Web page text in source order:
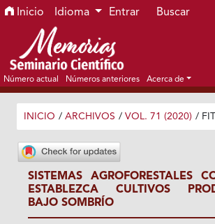
Ir al menú de navegación principal
Ir al contenido principal
Ir al pie de página del sitio
Inicio Idioma Entrar Buscar
Número actual Números anteriores Acerca de
INICIO / ARCHIVOS / VOL. 71 (2020) /
SISTEMAS AGROFORESTALES
ESTABLEZCA CULTIVOS
BAJO SOMBRÍO